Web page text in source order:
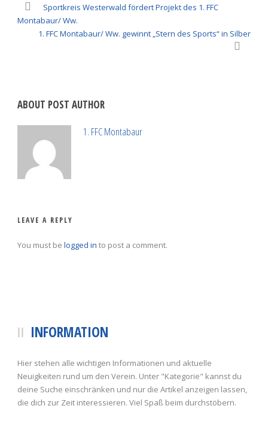
Sportkreis Westerwald fördert Projekt des 1. FFC
Montabaur/ Ww.
1. FFC Montabaur/ Ww. gewinnt „Stern des Sports“ in Silber
ABOUT POST AUTHOR
1. FFC Montabaur
LEAVE A REPLY
You must be logged in to post a comment.
INFORMATION
Hier stehen alle wichtigen Informationen und aktuelle
Neuigkeiten rund um den Verein. Unter "Kategorie" kannst du
deine Suche einschränken und nur die Artikel anzeigen lassen,
die dich zur Zeit interessieren. Viel Spaß beim durchstöbern.